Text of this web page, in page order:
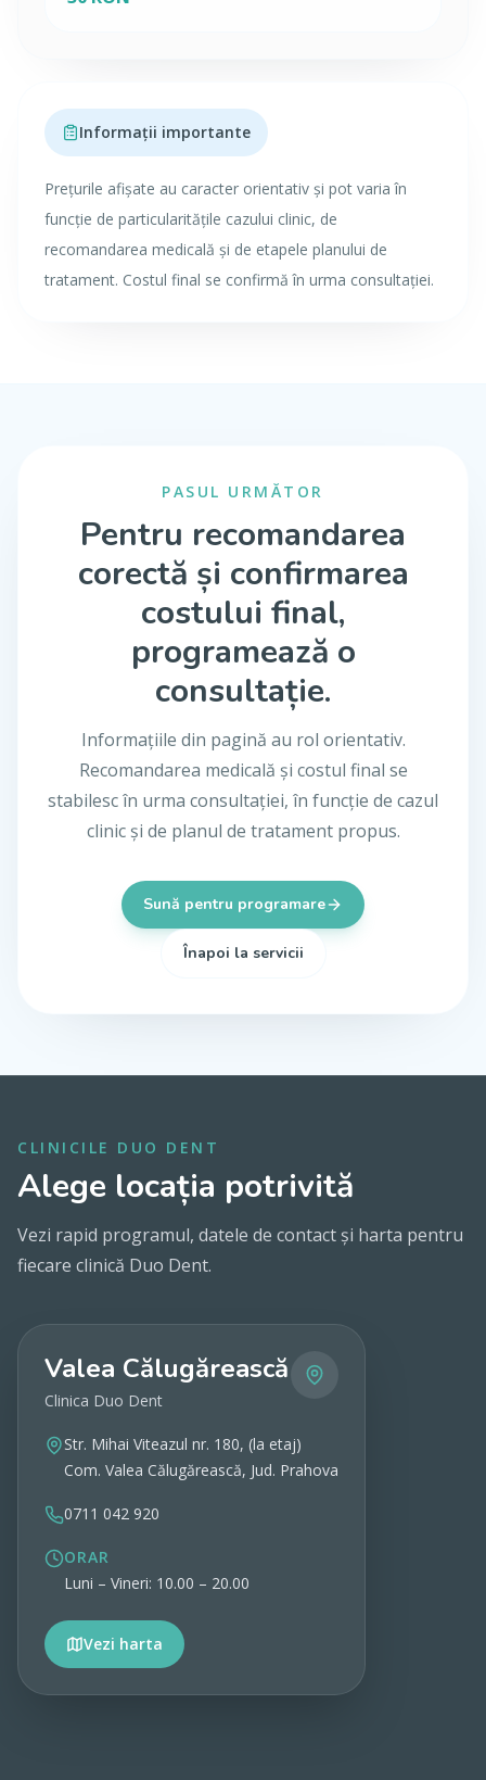
Informații importante
Prețurile afișate au caracter orientativ și pot varia în
funcție de particularitățile cazului clinic, de
recomandarea medicală și de etapele planului de
tratament. Costul final se confirmă în urma consultației.
PASUL URMĂTOR
Pentru recomandarea
corectă și confirmarea
costului final,
programează o
consultație.
Informațiile din pagină au rol orientativ.
Recomandarea medicală și costul final se
stabilesc în urma consultației, în funcție de cazul
clinic și de planul de tratament propus.
Sună pentru programare
Înapoi la servicii
CLINICILE DUO DENT
Alege locația potrivită
Vezi rapid programul, datele de contact și harta pentru
fiecare clinică Duo Dent.
Valea Călugărească
Clinica Duo Dent
Str. Mihai Viteazul nr. 180, (la etaj)
Com. Valea Călugărească, Jud. Prahova
0711 042 920
ORAR
Luni – Vineri: 10.00 – 20.00
Vezi harta
Vezi detalii